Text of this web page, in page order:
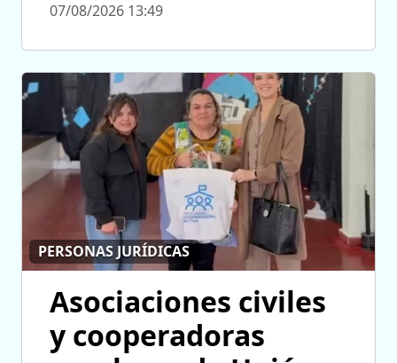
07/08/2026 13:49
PERSONAS JURÍDICAS
Asociaciones civiles
y cooperadoras